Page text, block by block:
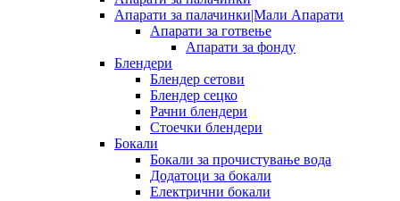
Апарати за палачинки|Мали Апарати
Апарати за готвење
Апарати за фонду
Блендери
Блендер сетови
Блендер сецко
Рачни блендери
Стоечки блендери
Бокали
Бокали за прочистување вода
Додатоци за бокали
Електрични бокали